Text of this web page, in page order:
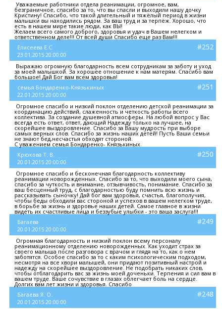
Уважаемые работники отдела реанимации, огромное, вам,
безграничное, спасибо за то, что вы спасли и выходили нашу дочку
Кристину! Спасибо, что такой длительный и тяжёлый период в жизни
малышки вы находились рядом. За ваш труд и за терпёж. Хорошо, что
есть в нашем мире такие люди, как ВЫ!
Желаем всего самого доброго, здоровья и удач в Вашем нелегком и
ответственном деле!!! От всей души Спасибо еще раз Вам!!!
Елисеева Е.С
23.01.2015 20:00:00
#252
Выражаю огромную благодарность всем сотрудникам за заботу и уход
за моей малышкой. За хорошее отношение к нам матерям. Спасибо вам
большое! Дай Бог вам всем здоровья!
семья Бондаренко-Князькиных
22.01.2015 20:00:00
#251
Огромное спасибо и низкий поклон отделению детской реанимации за
координацию действий, слаженность и четкость работы всего
коллектива. За создание душевной атмосферы. На любой вопрос у Вас
всегда есть ответ, ответ, дающий Надежду только на лучшее, на
скорейшее выздоровление. Спасибо за Вашу мудрость при выборе
самых верных слов. Спасибо за жизнь наших детей! Пусть Ваши семьи
не знают бед,несчастья обходят стороной.
С уважением семья Бондаренко- Князькиных.
Крюкова Т. В.
20.01.2015 20:00:00
#250
Огромное спасибо и бесконечная благодарность коллективу
реанимации новорожденных. Спасибо за то, что выходили моего сына,
спасибо за чуткость и внимание, отзывчивость, понимание. Спасибо за
ваш бесценный труд, с благодарностью буду помнить всю жизнь и
рассказывать сыночку! Дай бог вам здоровья, счастья, благополучия,
чтобы беды обходили вас стороной и успехов в вашем нелегком труде,
в борьбе за жизнь и здоровье наших детей. Самое главное в жизни
видеть их счастливые лица и беззубые улыбки - это ваша заслуга!!!
Багаева
20.01.2015 20:00:00
#249
Огромная благодарность и низкий поклон всему персоналу
реанимационному отделению новорожденных. Как уходит страх за
своего малыша после разговора с врачом и глядя на то, как о нем
заботятся. Особое спасибо за то с каким психологическим подходом,
несмотря на все хвори малышей, они придают позитивный настрой и
надежду на скорейшее выздоровление. Не подобрать никаких слов,
чтобы отблагодарить вас за жизнь моей доченьки. Терпения и сил вам в
вашем труде. Ваше сочувствие в глазах облегчает боль на сердце.
Долгих вам лет жизни и здоровья. Спасибо
Багаева Я. О.
20.01.2015 20:00:00
#248